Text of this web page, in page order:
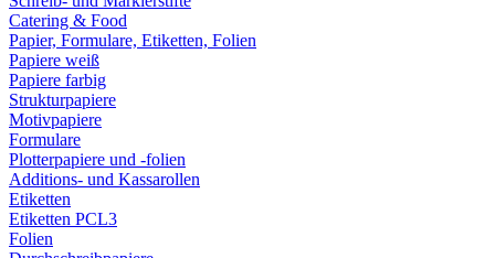
Catering & Food
Papier, Formulare, Etiketten, Folien
Papiere weiß
Papiere farbig
Strukturpapiere
Motivpapiere
Formulare
Plotterpapiere und -folien
Additions- und Kassarollen
Etiketten
Etiketten PCL3
Folien